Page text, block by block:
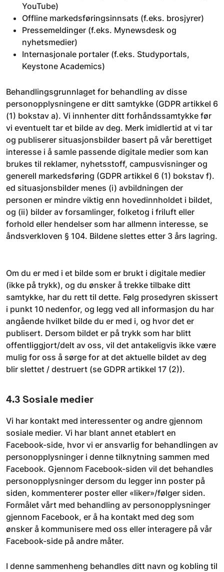
YouTube)
Offline markedsføringsinnsats (f.eks. brosjyrer)
Pressemeldinger (f.eks. Mynewsdesk og
nyhetsmedier)
Internasjonale portaler (f.eks. Studyportals,
Keystone Academics)
Behandlingsgrunnlaget for behandling av disse
personopplysningene er ditt samtykke (GDPR artikkel 6
(1) bokstav a). Vi innhenter ditt forhåndssamtykke før
vi eventuelt tar et bilde av deg. Merk imidlertid at vi tar
og publiserer situasjonsbilder basert på vår berettiget
interesse i å samle passende digitale medier som kan
brukes til reklamer, nyhetsstoff, campusvisninger og
generell markedsføring (GDPR artikkel 6 (1) bokstav f).
ed situasjonsbilder menes (i) avbildningen der
personen er mindre viktig enn hovedinnholdet i bildet,
og (ii) bilder av forsamlinger, folketog i friluft eller
forhold eller hendelser som har allmenn interesse, se
åndsverkloven § 104. Bildene slettes etter 3 års lagring.
Om du er med i et bilde som er brukt i digitale medier
(ikke på trykk), og du ønsker å trekke tilbake ditt
samtykke, har du rett til dette. Følg prosedyren skissert
i punkt 10 nedenfor, og legg ved all informasjon du har
angående hvilket bilde du er med i, og hvor det er
publisert. Dersom bildet er på trykk som har blitt
offentliggjort/delt av oss, vil det antakeligvis ikke være
mulig for oss å sørge for at det aktuelle bildet av deg
blir slettet / destruert (se GDPR artikkel 17 (2)).
4.3 Sosiale medier
Vi har kontakt med interessenter og andre gjennom
sosiale medier. Vi har blant annet etablert en
Facebook-side, hvor vi er ansvarlig for behandlingen av
personopplysninger i denne tilknytning sammen med
Facebook. Gjennom Facebook-siden vil det behandles
personopplysninger dersom du legger inn poster på
siden, kommenterer poster eller «liker»/følger siden.
Formålet vårt med behandling av personopplysninger
gjennom Facebook, er å ha kontakt med deg som
ønsker å kommunisere med oss eller interagere på vår
Facebook-side på andre måter.
I denne sammenheng behandles ditt navn og kobling til